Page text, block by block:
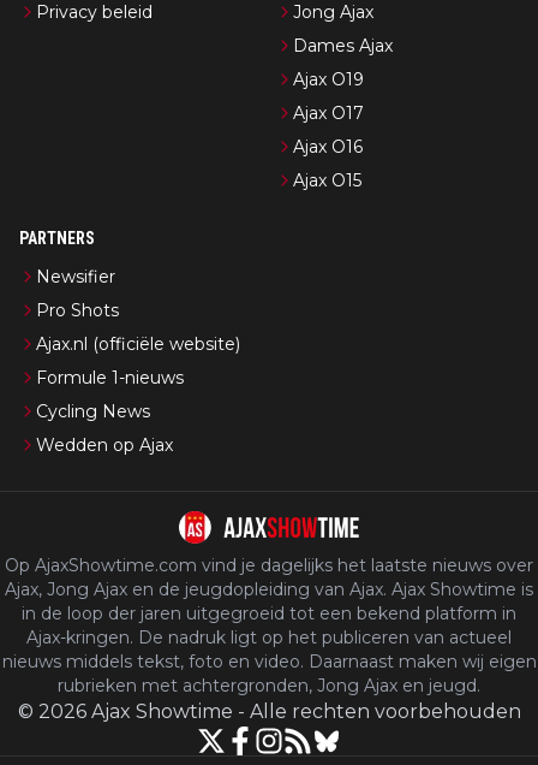
Privacy beleid
Jong Ajax
Dames Ajax
Ajax O19
Ajax O17
Ajax O16
Ajax O15
PARTNERS
Newsifier
Pro Shots
Ajax.nl (officiële website)
Formule 1-nieuws
Cycling News
Wedden op Ajax
Op AjaxShowtime.com vind je dagelijks het laatste nieuws over
Ajax, Jong Ajax en de jeugdopleiding van Ajax. Ajax Showtime is
in de loop der jaren uitgegroeid tot een bekend platform in
Ajax-kringen. De nadruk ligt op het publiceren van actueel
nieuws middels tekst, foto en video. Daarnaast maken wij eigen
rubrieken met achtergronden, Jong Ajax en jeugd.
© 2026 Ajax Showtime - Alle rechten voorbehouden